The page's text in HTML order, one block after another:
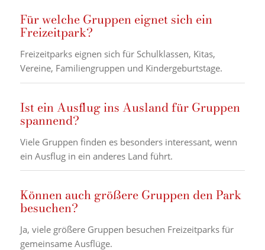
Für welche Gruppen eignet sich ein
Freizeitpark?
Freizeitparks eignen sich für Schulklassen, Kitas,
Vereine, Familiengruppen und Kindergeburtstage.
Ist ein Ausflug ins Ausland für Gruppen
spannend?
Viele Gruppen finden es besonders interessant, wenn
ein Ausflug in ein anderes Land führt.
Können auch größere Gruppen den Park
besuchen?
Ja, viele größere Gruppen besuchen Freizeitparks für
gemeinsame Ausflüge.